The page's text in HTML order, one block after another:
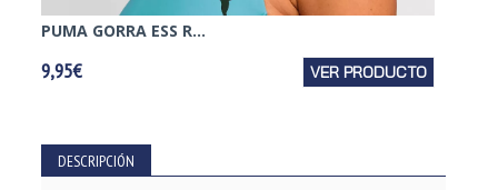
PUMA GORRA ESS R...
9,95€ VER PRODUCTO
DESCRIPCIÓN